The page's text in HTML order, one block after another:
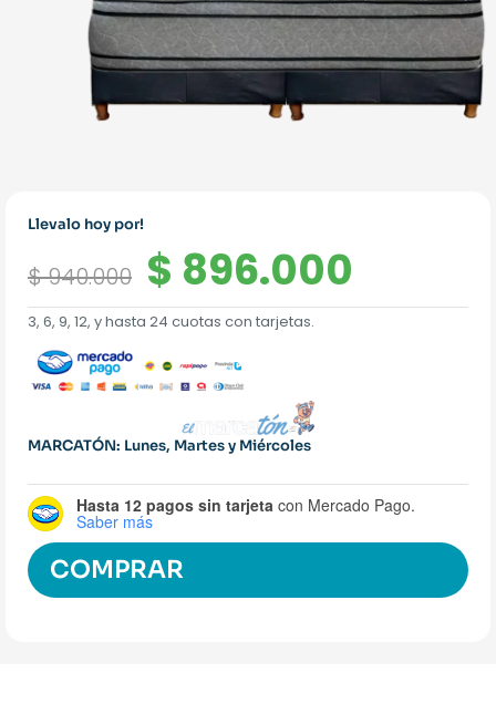
Llevalo hoy por!
$940.000 El
precio
original
era:
$ 940.000.
$ 896.000
precio
3, 6, 9, 12, y hasta 24 cuotas con tarjetas.
MARCATÓN: Lunes, Martes y Miércoles
Hasta 12 pagos sin tarjeta con Mercado Pago.
Saber más
COMPRAR